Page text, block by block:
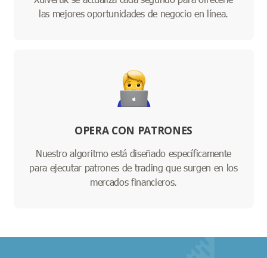
las mejores oportunidades de negocio en línea.
OPERA CON PATRONES
Nuestro algoritmo está diseñado específicamente
para ejecutar patrones de trading que surgen en los
mercados financieros.